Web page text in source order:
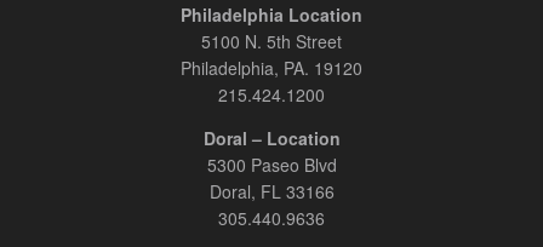
Philadelphia Location
5100 N. 5th Street
Philadelphia, PA. 19120
215.424.1200
Doral – Location
5300 Paseo Blvd
Doral, FL 33166
305.440.9636